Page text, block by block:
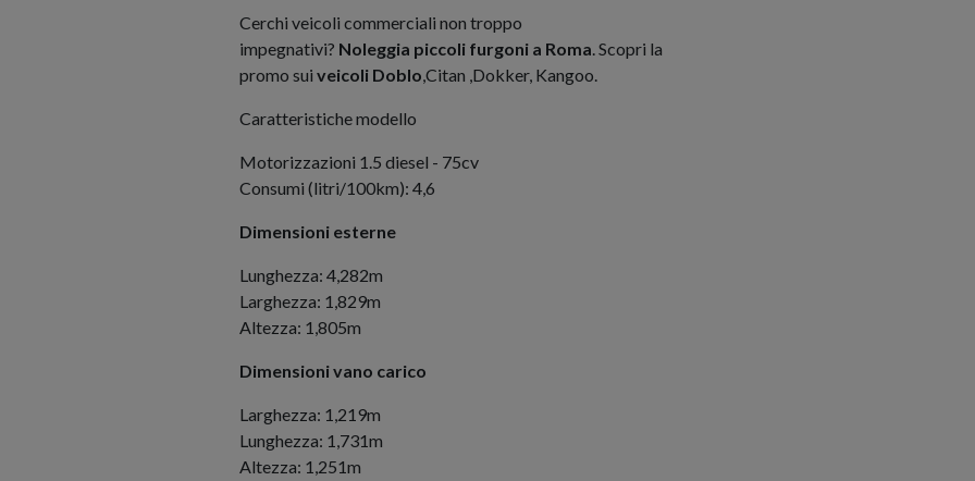
Cerchi veicoli commerciali non troppo
impegnativi? Noleggia piccoli furgoni a Roma. Scopri la
promo sui veicoli Doblo,Citan ,Dokker, Kangoo.
Caratteristiche modello
Motorizzazioni 1.5 diesel - 75cv
Consumi (litri/100km): 4,6
Dimensioni esterne
Lunghezza: 4,282m
Larghezza: 1,829m
Altezza: 1,805m
Dimensioni vano carico
Larghezza: 1,219m
Lunghezza: 1,731m
Altezza: 1,251m